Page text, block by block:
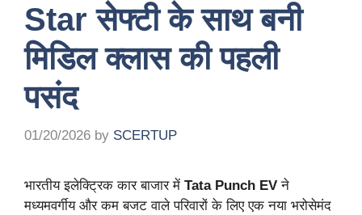
Star सेफ्टी के साथ बनी
मिडिल क्लास की पहली
पसंद
01/20/2026 by SCERTUP
भारतीय इलेक्ट्रिक कार बाजार में Tata Punch EV ने
मध्यमवर्गीय और कम बजट वाले परिवारों के लिए एक नया भरोसेमंद